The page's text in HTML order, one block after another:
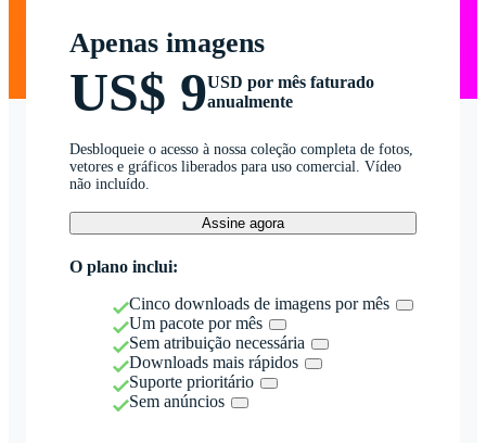
Apenas imagens
US$ 9USD por mês faturado
anualmente
Desbloqueie o acesso à nossa coleção completa de fotos,
vetores e gráficos liberados para uso comercial. Vídeo
não incluído.
Assine agora
O plano inclui:
Cinco downloads de imagens por mês
Um pacote por mês
Sem atribuição necessária
Downloads mais rápidos
Suporte prioritário
Sem anúncios